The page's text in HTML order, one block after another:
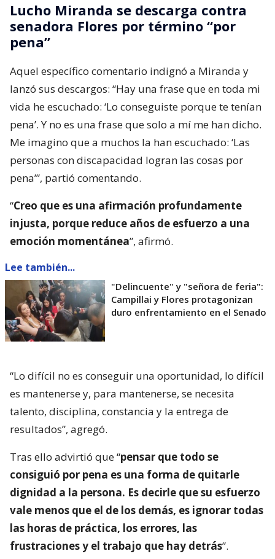
Lucho Miranda se descarga contra
senadora Flores por término “por
pena”
Aquel específico comentario indignó a Miranda y
lanzó sus descargos: “Hay una frase que en toda mi
vida he escuchado: ‘Lo conseguiste porque te tenían
pena’. Y no es una frase que solo a mí me han dicho.
Me imagino que a muchos la han escuchado: ‘Las
personas con discapacidad logran las cosas por
pena’”, partió comentando.
“Creo que es una afirmación profundamente
injusta, porque reduce años de esfuerzo a una
emoción momentánea”, afirmó.
Lee también...
"Delincuente" y "señora de feria":
Campillai y Flores protagonizan
duro enfrentamiento en el Senado
“Lo difícil no es conseguir una oportunidad, lo difícil
es mantenerse y, para mantenerse, se necesita
talento, disciplina, constancia y la entrega de
resultados”, agregó.
Tras ello advirtió que “pensar que todo se
consiguió por pena es una forma de quitarle
dignidad a la persona. Es decirle que su esfuerzo
vale menos que el de los demás, es ignorar todas
las horas de práctica, los errores, las
frustraciones y el trabajo que hay detrás”.